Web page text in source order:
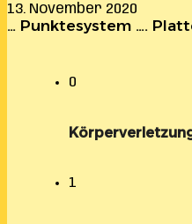
13. November 2020
… Punktesystem ….
0
1